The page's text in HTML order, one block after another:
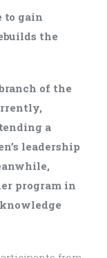
to gain
the
of the
a
leadership
program in